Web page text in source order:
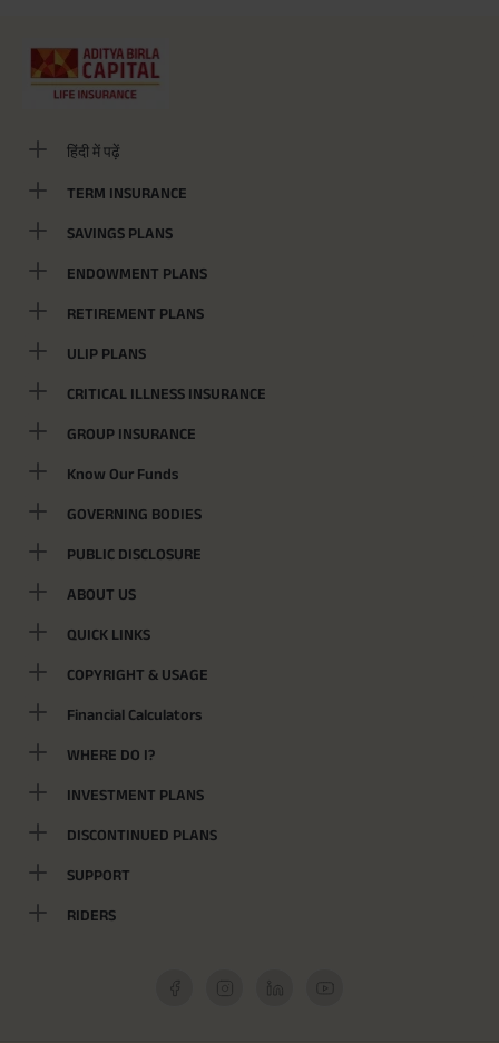
हिंदी में पढ़ें
TERM INSURANCE
SAVINGS PLANS
ENDOWMENT PLANS
RETIREMENT PLANS
ULIP PLANS
CRITICAL ILLNESS INSURANCE
GROUP INSURANCE
Know Our Funds
GOVERNING BODIES
PUBLIC DISCLOSURE
ABOUT US
QUICK LINKS
COPYRIGHT & USAGE
Financial Calculators
WHERE DO I?
INVESTMENT PLANS
DISCONTINUED PLANS
SUPPORT
RIDERS